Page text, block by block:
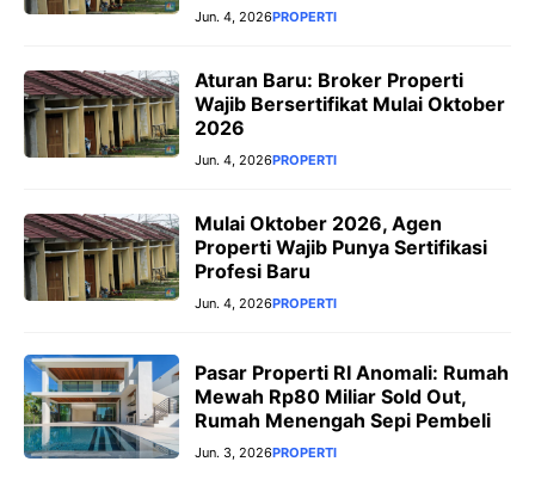
Jun. 4, 2026PROPERTI
Aturan Baru: Broker Properti
Wajib Bersertifikat Mulai Oktober
2026
Jun. 4, 2026PROPERTI
Mulai Oktober 2026, Agen
Properti Wajib Punya Sertifikasi
Profesi Baru
Jun. 4, 2026PROPERTI
Pasar Properti RI Anomali: Rumah
Mewah Rp80 Miliar Sold Out,
Rumah Menengah Sepi Pembeli
Jun. 3, 2026PROPERTI